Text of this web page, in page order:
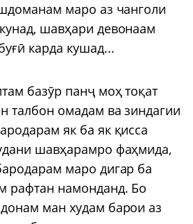
маро аз чанголи
шавҳари девонаам
карда кушад...
базӯр панҷ моҳ тоқат
талбон омадам ва зиндагии
як ба як қисса
шавҳарамро фаҳмида,
маро дигар ба
рафтан намонданд. Бо
ман худам барои аз